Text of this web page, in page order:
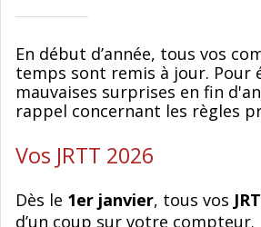
En début d’année, tous vos
temps sont remis à jour. Pour
mauvaises surprises en fin
rappel concernant les règles
Vos JRTT 2026
Dès le 1er janvier, tous vos
d’un coup sur votre compteur.